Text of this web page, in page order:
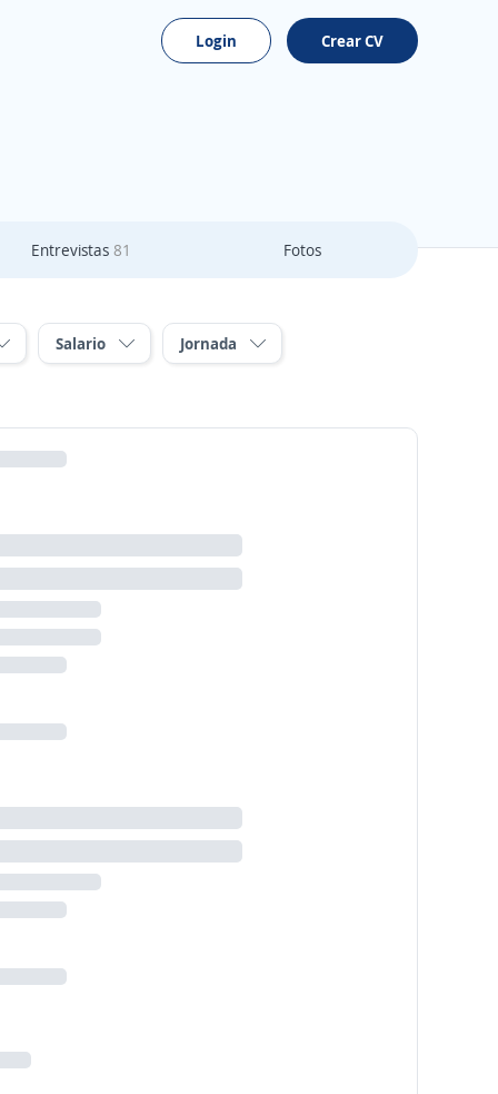
Login Crear CV
Entrevistas81 Fotos
Salario Jornada